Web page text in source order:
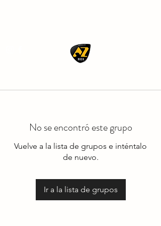
No se encontró este grupo
Vuelve a la lista de grupos e inténtalo
de nuevo.
Ir a la lista de grupos